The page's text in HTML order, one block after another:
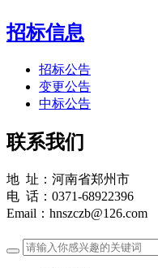
招标信息
招标公告
变更公告
中标公告
联系我们
地 址：河南省郑州市
电 话：0371-68922396
Email：hnszczb@126.com